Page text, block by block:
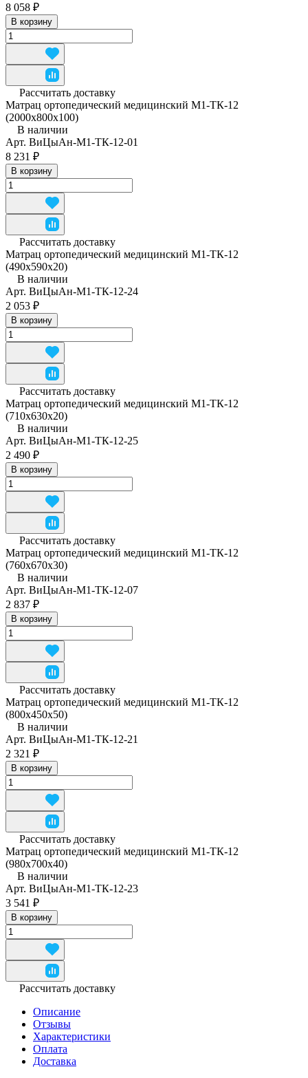
8 058 ₽
В корзину
Рассчитать доставку
Матрац ортопедический медицинский М1-ТК-12
(2000х800х100)
В наличии
Арт. ВиЦыАн-М1-ТК-12-01
8 231 ₽
В корзину
Рассчитать доставку
Матрац ортопедический медицинский М1-ТК-12
(490x590x20)
В наличии
Арт. ВиЦыАн-М1-ТК-12-24
2 053 ₽
В корзину
Рассчитать доставку
Матрац ортопедический медицинский М1-ТК-12
(710x630x20)
В наличии
Арт. ВиЦыАн-М1-ТК-12-25
2 490 ₽
В корзину
Рассчитать доставку
Матрац ортопедический медицинский М1-ТК-12
(760x670x30)
В наличии
Арт. ВиЦыАн-М1-ТК-12-07
2 837 ₽
В корзину
Рассчитать доставку
Матрац ортопедический медицинский М1-ТК-12
(800x450x50)
В наличии
Арт. ВиЦыАн-М1-ТК-12-21
2 321 ₽
В корзину
Рассчитать доставку
Матрац ортопедический медицинский М1-ТК-12
(980x700x40)
В наличии
Арт. ВиЦыАн-М1-ТК-12-23
3 541 ₽
В корзину
Рассчитать доставку
Описание
Отзывы
Характеристики
Оплата
Доставка